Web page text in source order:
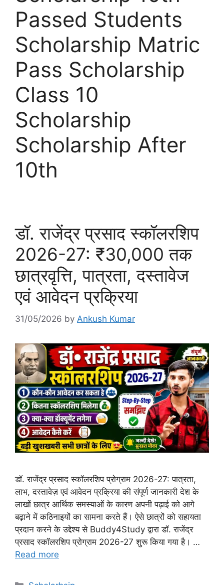
Passed Students
Scholarship Matric
Pass Scholarship
Class 10
Scholarship
Scholarship After
10th
डॉ. राजेंद्र प्रसाद स्कॉलरशिप
2026-27: ₹30,000 तक
छात्रवृत्ति, पात्रता, दस्तावेज
एवं आवेदन प्रक्रिया
31/05/2026 by Ankush Kumar
डॉ. राजेंद्र प्रसाद स्कॉलरशिप प्रोग्राम 2026-27: पात्रता,
लाभ, दस्तावेज़ एवं आवेदन प्रक्रिया की संपूर्ण जानकारी देश के
लाखों छात्र आर्थिक समस्याओं के कारण अपनी पढ़ाई को आगे
बढ़ाने में कठिनाइयों का सामना करते हैं। ऐसे छात्रों को सहायता
प्रदान करने के उद्देश्य से Buddy4Study द्वारा डॉ. राजेंद्र
प्रसाद स्कॉलरशिप प्रोग्राम 2026-27 शुरू किया गया है। …
Read more